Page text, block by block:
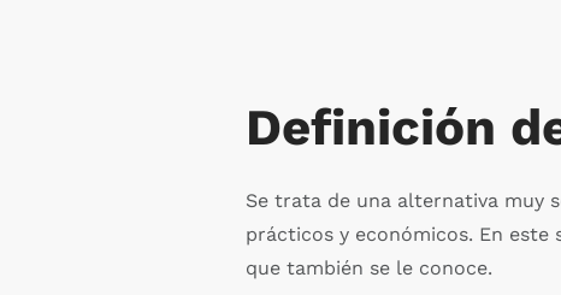
Definición
Se trata de una alternativa muy
prácticos y económicos. En
que también se le conoce.